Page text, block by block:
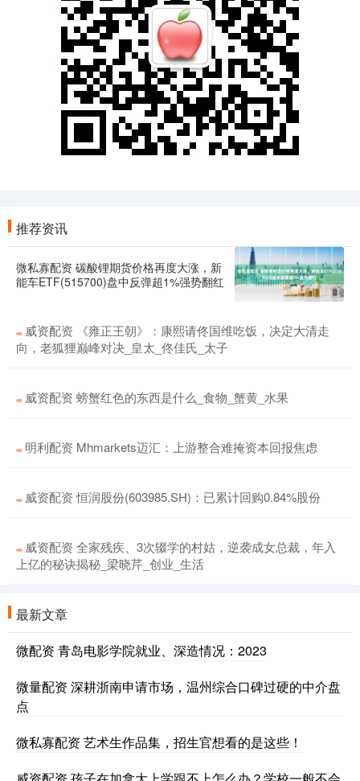
推荐资讯
微私寡配资 碳酸锂期货价格再度大涨，新
能车ETF(515700)盘中反弹超1%强势翻红
威资配资 《雍正王朝》：康熙请佟国维吃饭，决定大清走
向，老狐狸巅峰对决_皇太_佟佳氏_太子
威资配资 螃蟹红色的东西是什么_食物_蟹黄_水果
明利配资 Mhmarkets迈汇：上游整合难掩资本回报焦虑
威资配资 恒润股份(603985.SH)：已累计回购0.84%股份
威资配资 全家残疾、3次辍学的村姑，逆袭成女总裁，年入
上亿的秘诀揭秘_梁晓芹_创业_生活
最新文章
微配资 青岛电影学院就业、深造情况：2023
微量配资 深耕浙南申请市场，温州综合口碑过硬的中介盘
点
微私寡配资 艺术生作品集，招生官想看的是这些！